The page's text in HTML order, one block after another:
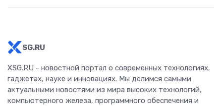
SG.RU
XSG.RU - новостной портал о современных технологиях,
гаджетах, науке и инновациях. Мы делимся самыми
актуальными новостями из мира высоких технологий,
компьютерного железа, программного обеспечения и